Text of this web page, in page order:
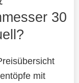
30
mit